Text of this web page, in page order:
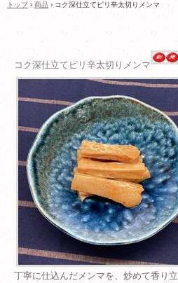
トップ › 商品 › コク深仕立てピリ辛太切りメンマ
コク深仕立てピリ辛太切りメンマ
丁寧に仕込んだメンマを、炒めて香り